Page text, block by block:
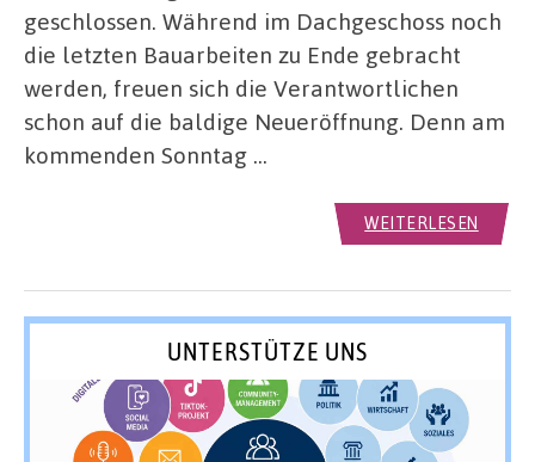
geschlossen. Während im Dachgeschoss noch
die letzten Bauarbeiten zu Ende gebracht
werden, freuen sich die Verantwortlichen
schon auf die baldige Neueröffnung. Denn am
kommenden Sonntag …
WEITERLESEN
UNTERSTÜTZE UNS